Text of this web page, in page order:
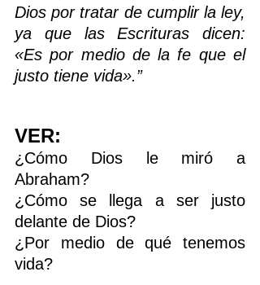
Dios por tratar de cumplir la ley,
ya que las Escrituras dicen:
«Es por medio de la fe que el
justo tiene vida».”
VER:
¿Cómo Dios le miró a
Abraham?
¿Cómo se llega a ser justo
delante de Dios?
¿Por medio de qué tenemos
vida?